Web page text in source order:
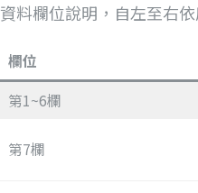
資料欄位說明，自左至右依
欄位
第1~6欄
第7欄